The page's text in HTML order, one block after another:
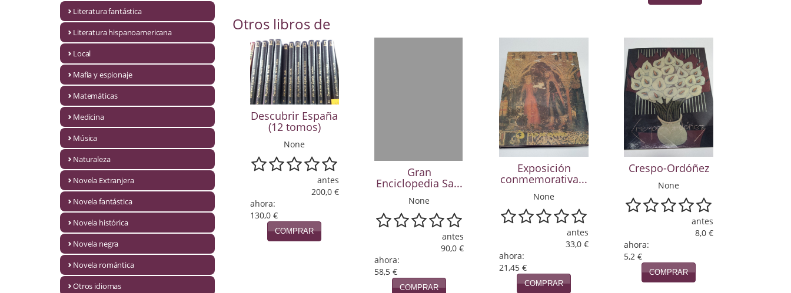
Infantil y juvenil
Infantil y juvenil. Nuevo!!
Infantil y juvenil. Nuevo!!!
Literatura fantástica
Literatura hispanoamericana
Mafia y espionaje
Literatura fantástica
Literatura hispanoamericana
Local
Mafia y espionaje
Matemáticas
Medicina
Música
Naturaleza
Novela Extranjera
Novela fantástica
Novela histórica
Novela negra
Novela romántica
Otros idiomas
Otros libros de
Descubrir España
(12 tomos)
None
antes
200,0 €
ahora:
130,0 €
COMPRAR
Gran
Enciclopedia Sa...
None
antes
90,0 €
ahora:
58,5 €
COMPRAR
Exposición
conmemorativa...
None
antes
33,0 €
ahora:
21,45 €
COMPRAR
Crespo-Ordóñez
None
antes
8,0 €
ahora:
5,2 €
COMPRAR